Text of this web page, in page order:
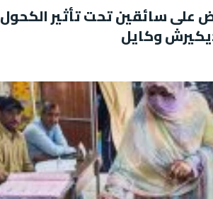
على سائقين تحت تأثير الكحول
وكايل